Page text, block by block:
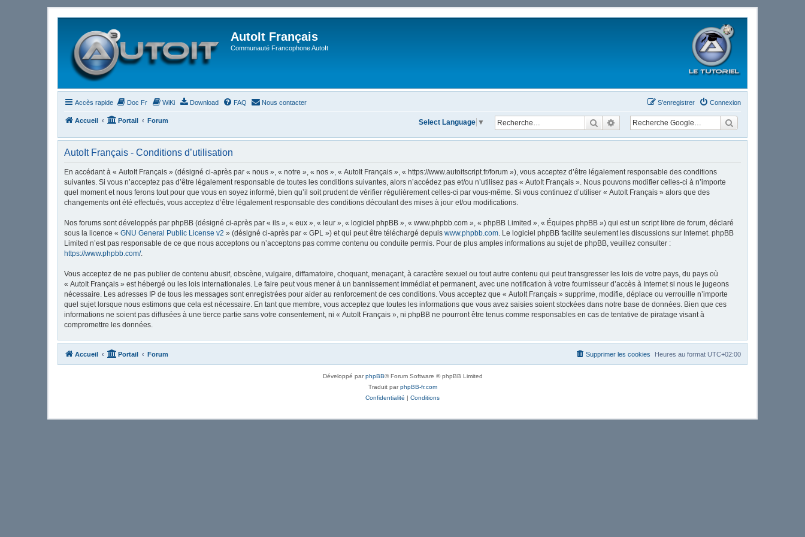
AutoIt Français
Communauté Francophone AutoIt
Accès rapide Doc Fr WiKi Download FAQ Nous contacter Connexion
S’enregistrer
Accueil Portail Forum RechercherRecherche avancée
Select Language ▼
AutoIt Français - Conditions d’utilisation
En accédant à « AutoIt Français » (désigné ci-après par « nous », « notre », « nos », « AutoIt Français », « https://www.autoitscript.fr/forum »), vous acceptez d’être légalement responsable des conditions
suivantes. Si vous n’acceptez pas d’être légalement responsable de toutes les conditions suivantes, alors n’accédez pas et/ou n’utilisez pas « AutoIt Français ». Nous pouvons modifier celles-ci à n’importe
quel moment et nous ferons tout pour que vous en soyez informé, bien qu’il soit prudent de vérifier régulièrement celles-ci par vous-même. Si vous continuez d’utiliser « AutoIt Français » alors que des
changements ont été effectués, vous acceptez d’être légalement responsable des conditions découlant des mises à jour et/ou modifications.
Nos forums sont développés par phpBB (désigné ci-après par « ils », « eux », « leur », « logiciel phpBB », « www.phpbb.com », « phpBB Limited », « Équipes phpBB ») qui est un script libre de forum, déclaré
sous la licence « GNU General Public License v2 » (désigné ci-après par « GPL ») et qui peut être téléchargé depuis www.phpbb.com. Le logiciel phpBB facilite seulement les discussions sur Internet. phpBB
Limited n’est pas responsable de ce que nous acceptons ou n’acceptons pas comme contenu ou conduite permis. Pour de plus amples informations au sujet de phpBB, veuillez consulter :
https://www.phpbb.com/.
Vous acceptez de ne pas publier de contenu abusif, obscène, vulgaire, diffamatoire, choquant, menaçant, à caractère sexuel ou tout autre contenu qui peut transgresser les lois de votre pays, du pays où
« AutoIt Français » est hébergé ou les lois internationales. Le faire peut vous mener à un bannissement immédiat et permanent, avec une notification à votre fournisseur d’accès à Internet si nous le jugeons
nécessaire. Les adresses IP de tous les messages sont enregistrées pour aider au renforcement de ces conditions. Vous acceptez que « AutoIt Français » supprime, modifie, déplace ou verrouille n’importe
quel sujet lorsque nous estimons que cela est nécessaire. En tant que membre, vous acceptez que toutes les informations que vous avez saisies soient stockées dans notre base de données. Bien que ces
informations ne soient pas diffusées à une tierce partie sans votre consentement, ni « AutoIt Français », ni phpBB ne pourront être tenus comme responsables en cas de tentative de piratage visant à
compromettre les données.
Accueil Portail Forum Heures au format UTC+02:00
Supprimer les cookies
Développé parphpBB® Forum Software © phpBB Limited
Traduit parphpBB-fr.com
Confidentialité | Conditions